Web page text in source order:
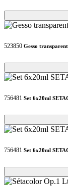
Loading...
Loading...
523850 Gesso
Loading...
Loading...
756481 Set 6x20ml
Loading...
Loading...
756481 Set 6x20ml
Loading...
Loading...